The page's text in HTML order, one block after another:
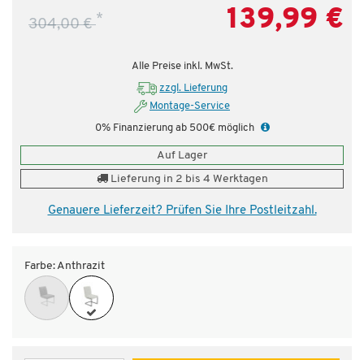
304,00 €* 139,99 €
Alle Preise inkl. MwSt.
zzgl. Lieferung
Montage-Service
0% Finanzierung ab 500€ möglich
Auf Lager
Lieferung in 2 bis 4 Werktagen
Genauere Lieferzeit? Prüfen Sie Ihre Postleitzahl.
Farbe: Anthrazit